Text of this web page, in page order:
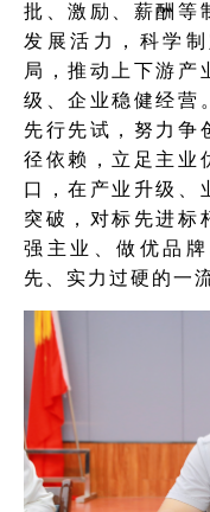
批、激励、薪酬等
发展活力，科学
局，推动上下游产
级、企业稳健经营
先行先试，努力争
径依赖，立足主业
口，在产业升级、
突破，对标先进标
强主业、做优品
先、实力过硬的一